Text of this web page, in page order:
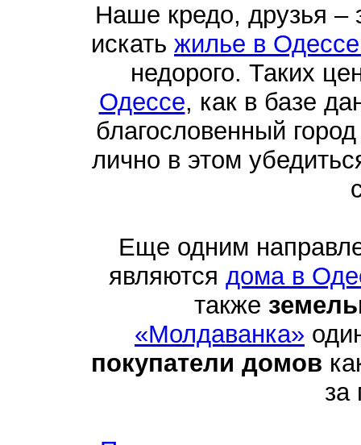
Наше кредо, друзья –
искать жилье в
недорого. Таких
Одессе, как в базе
благословенный
лично в этом
Еще одним
являются дома в
также
«Молдаванка»
покупатели домов
за